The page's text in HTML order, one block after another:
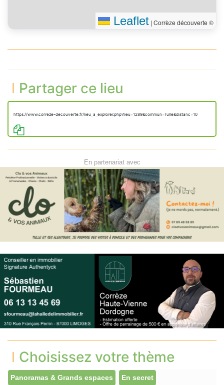
Leaflet | Corrèze découverte ©
Partager ce lieu
https://www.correze-decouverte.fr/lieu_a_explorer.php?lieu=1289&commun=Tulle&distanc=10
En partenariat avec
Choisissez votre thème
Panoramas & Grands espaces En secret